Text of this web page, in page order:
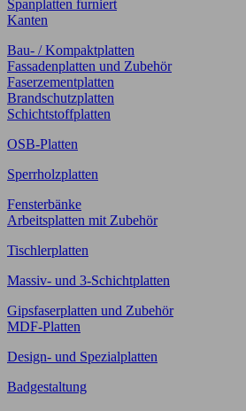
Spanplatten furniert
Kanten
Bau- / Kompaktplatten
Fassadenplatten und Zubehör
Faserzementplatten
Brandschutzplatten
Schichtstoffplatten
OSB-Platten
Sperrholzplatten
Fensterbänke
Arbeitsplatten mit Zubehör
Tischlerplatten
Massiv- und 3-Schichtplatten
Gipsfaserplatten und Zubehör
MDF-Platten
Design- und Spezialplatten
Badgestaltung